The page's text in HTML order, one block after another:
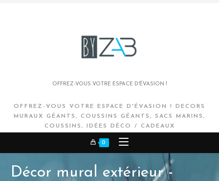
OFFREZ-VOUS VOTRE ESPACE D'ÉVASION !
OFFREZ-VOUS VOTRE ESPACE D'ÉVASION ! DECORS
MURAUX GÉANTS, COUSSINS GÉANTS, SACS MARINS,
COUSSINS, IDÉES DÉCO / CADEAUX
0
Décor mural extérieur -